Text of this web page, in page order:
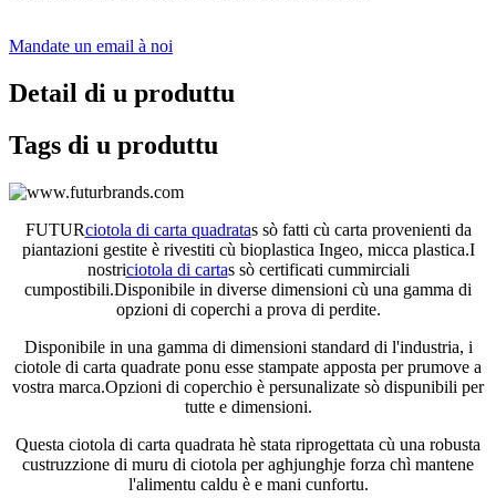
Mandate un email à noi
Detail di u produttu
Tags di u produttu
FUTURciotola di carta quadratas sò fatti cù carta provenienti da
piantazioni gestite è rivestiti cù bioplastica Ingeo, micca plastica.I
nostriciotola di cartas sò certificati cummirciali
cumpostibili.Disponibile in diverse dimensioni cù una gamma di
opzioni di coperchi a prova di perdite.
Disponibile in una gamma di dimensioni standard di l'industria, i
ciotole di carta quadrate ponu esse stampate apposta per prumove a
vostra marca.Opzioni di coperchio è persunalizate sò dispunibili per
tutte e dimensioni.
Questa ciotola di carta quadrata hè stata riprogettata cù una robusta
custruzzione di muru di ciotola per aghjunghje forza chì mantene
l'alimentu caldu è e mani cunfortu.